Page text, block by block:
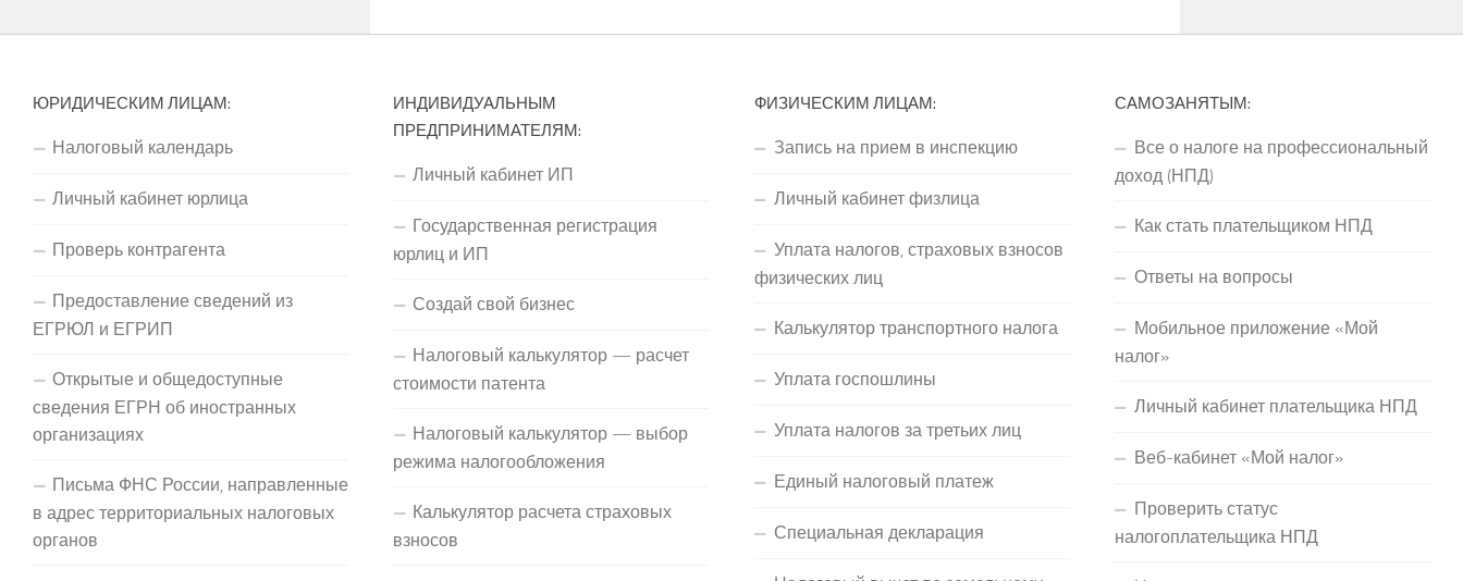
ЮРИДИЧЕСКИМ ЛИЦАМ:
Налоговый календарь
Личный кабинет юрлица
Проверь контрагента
Предоставление сведений из
ЕГРЮЛ и ЕГРИП
Открытые и общедоступные
сведения ЕГРН об иностранных
организациях
Письма ФНС России, направленные
в адрес территориальных налоговых
органов
ИНДИВИДУАЛЬНЫМ
ПРЕДПРИНИМАТЕЛЯМ:
Личный кабинет ИП
Государственная регистрация
юрлиц и ИП
Создай свой бизнес
Налоговый калькулятор — расчет
стоимости патента
Налоговый калькулятор — выбор
режима налогообложения
Калькулятор расчета страховых
взносов
ФИЗИЧЕСКИМ ЛИЦАМ:
Запись на прием в инспекцию
Личный кабинет физлица
Уплата налогов, страховых взносов
физических лиц
Калькулятор транспортного налога
Уплата госпошлины
Уплата налогов за третьих лиц
Единый налоговый платеж
Специальная декларация
САМОЗАНЯТЫМ:
Все о налоге на профессиональный
доход (НПД)
Как стать плательщиком НПД
Ответы на вопросы
Мобильное приложение «Мой
налог»
Личный кабинет плательщика НПД
Веб-кабинет «Мой налог»
Проверить статус
налогоплательщика НПД